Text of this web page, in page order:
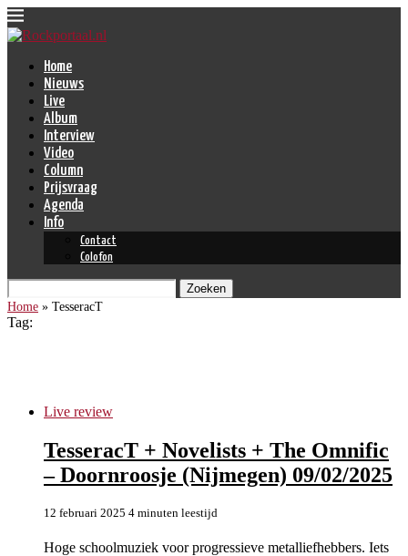
Home
Nieuws
Live
Album
Interview
Video
Column
Prijsvraag
Agenda
Info
Contact
Colofon
Zoeken
Home » TesseracT
Tag:
Live review
TesseracT + Novelists + The Omnific
– Doornroosje (Nijmegen) 09/02/2025
12 februari 2025 4 minuten leestijd
Hoge schoolmuziek voor progressieve metalliefhebbers. Iets